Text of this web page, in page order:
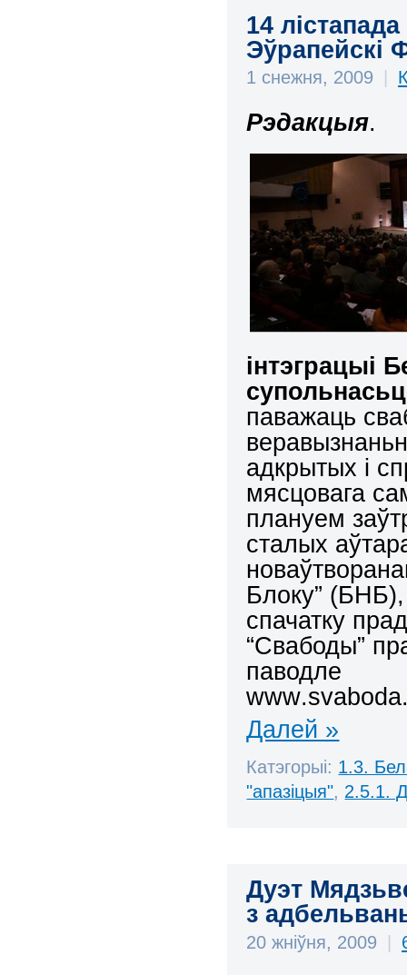
14
Эўрапейскі
1 снежня, 2009
Рэдакцыя.
інтэграцыі
паважаць
адкрытых і
мясцовага
плануем
сталых
Блоку”
спачатку
“Свабоды”
паводле
www.svaboda
Далей »
Катэгорыі: 1.3.
"апазіцыя", 2.5.1.
Дуэт
з
20 жніўня, 2009